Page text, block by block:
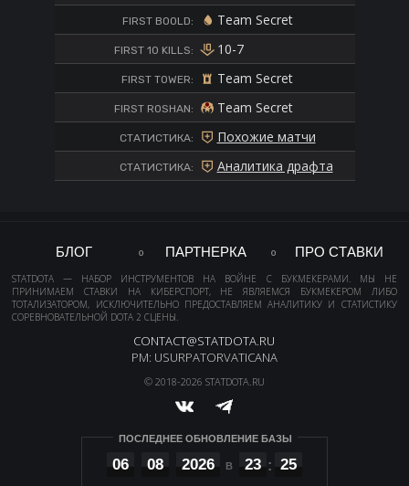
FIRST BOOLD: Team Secret
FIRST 10 KILLS: 10-7
FIRST TOWER: Team Secret
FIRST ROSHAN: Team Secret
СТАТИСТИКА: Похожие матчи
СТАТИСТИКА: Аналитика драфта
БЛОГ ПАРТНЕРКА ПРО СТАВКИ
STATDOTA — НАБОР ИНСТРУМЕНТОВ НА ВОЙНЕ С БУКМЕКЕРАМИ. МЫ НЕ
ПРИНИМАЕМ СТАВКИ НА КИБЕРСПОРТ, НЕ ЯВЛЯЕМСЯ БУКМЕКЕРОМ ЛИБО
ТОТАЛИЗАТОРОМ, ИСКЛЮЧИТЕЛЬНО ПРЕДОСТАВЛЯЕМ АНАЛИТИКУ И СТАТИСТИКУ
СОРЕВНОВАТЕЛЬНОЙ DOTA 2 СЦЕНЫ.
CONTACT@STATDOTA.RU
PM: USURPATORVATICANA
© 2018-2026 STATDOTA.RU
ПОСЛЕДНЕЕ ОБНОВЛЕНИЕ БАЗЫ
06 08 2026 23 25